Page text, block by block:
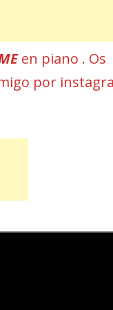
en piano . Os
por